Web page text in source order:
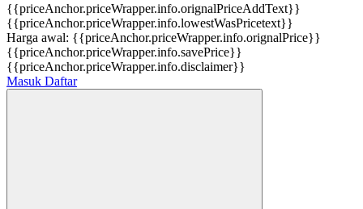
{{priceAnchor.priceWrapper.info.orignalPriceAddText}}
{{priceAnchor.priceWrapper.info.lowestWasPricetext}}
Harga awal: {{priceAnchor.priceWrapper.info.orignalPrice}}
{{priceAnchor.priceWrapper.info.savePrice}}
{{priceAnchor.priceWrapper.info.disclaimer}}
Masuk Daftar